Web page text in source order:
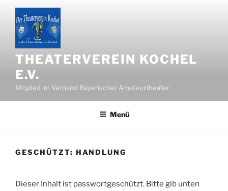
Zum
Inhalt
springen
THEATERVEREIN KOCHEL
E.V.
Mitglied im Verband Bayerischer Amateurtheater
Menü
GESCHÜTZT: HANDLUNG
Dieser Inhalt ist passwortgeschützt. Bitte gib unten